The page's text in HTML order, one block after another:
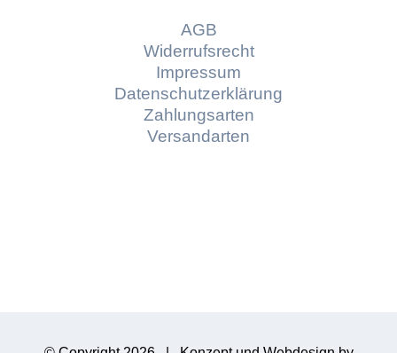
AGB
Widerrufsrecht
Impressum
Datenschutzerklärung
Zahlungsarten
Versandarten